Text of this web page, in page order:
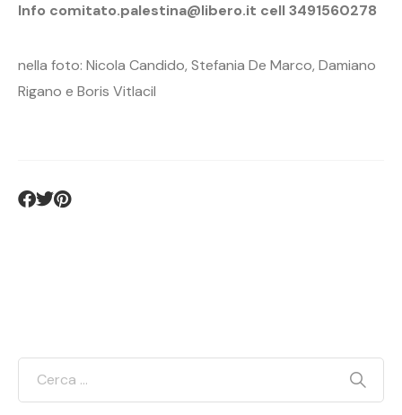
Info comitato.palestina@libero.it cell 3491560278
nella foto: Nicola Candido, Stefania De Marco, Damiano
Rigano e Boris Vitlacil